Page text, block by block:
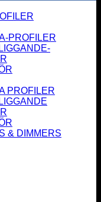
PROFILER
PROFILER
& DIMMERS